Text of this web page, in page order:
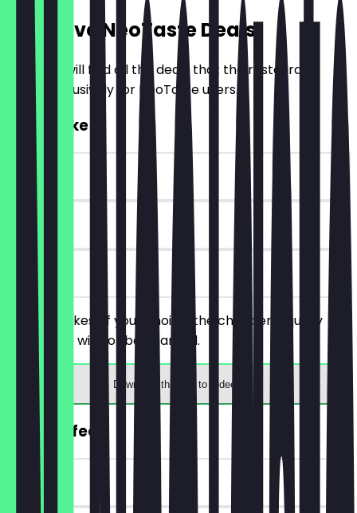
Exclusive NeoTaste Deals
Here you will find all the deals that the restaurant
offers exclusively for NeoTaste users.
2for1 Cake
~€4 value
90 days
on site
Order 2 cakes of your choice, the cheaper/equally
priced one will not be charged.
Download the app to redeem
FREE Coffee
~€3 value